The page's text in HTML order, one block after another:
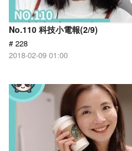
No.110 科技小電報(2/9)
# 228
2018-02-09 01:00